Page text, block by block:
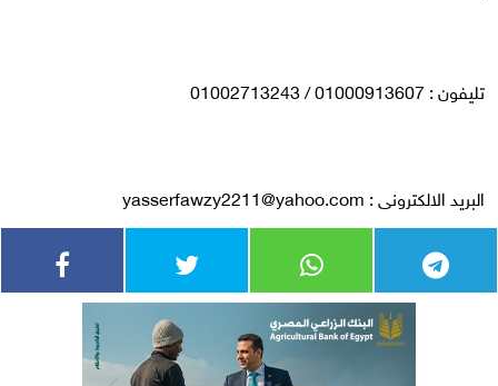
تليفون : 01000913607 / 01002713243
البريد الالكترونى : yasserfawzy2211@yahoo.com